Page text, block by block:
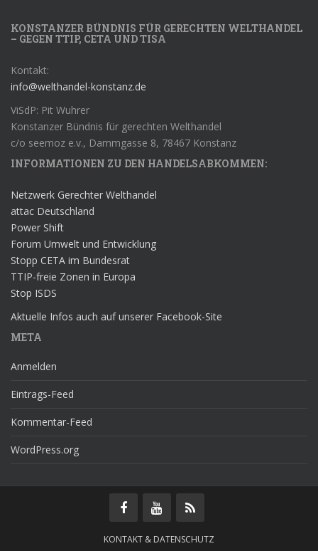
KONSTANZER BÜNDNIS FÜR GERECHTEN WELTHANDEL
– GEGEN TTIP, CETA UND TISA
Kontakt:
info@welthandel-konstanz.de
ViSdP: Pit Wuhrer
Konstanzer Bündnis für gerechten Welthandel
c/o seemoz e.v., Dammgasse 8, 78467 Konstanz
INFORMATIONEN ZU DEN HANDELSABKOMMEN:
Netzwerk Gerechter Welthandel
attac Deutschland
Power Shift
Forum Umwelt und Entwicklung
Stopp CETA im Bundesrat
TTIP-freie Zonen in Europa
Stop ISDS
Aktuelle Infos auch auf unserer Facebook-Site
META
Anmelden
Eintrags-Feed
Kommentar-Feed
WordPress.org
KONTAKT & DATENSCHUTZ